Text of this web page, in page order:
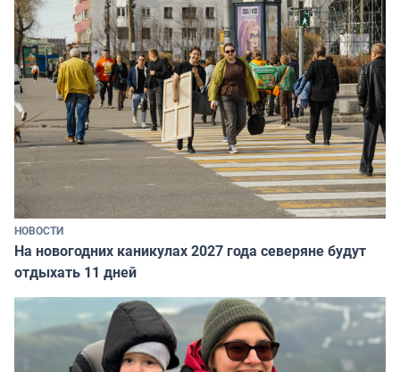
НОВОСТИ
На новогодних каникулах 2027 года северяне будут
отдыхать 11 дней